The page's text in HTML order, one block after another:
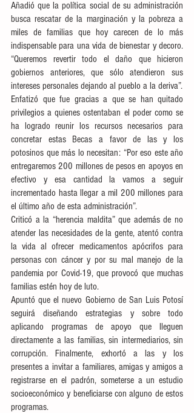
Añadió que la política social de su administración
busca rescatar de la marginación y la pobreza a
miles de familias que hoy carecen de lo más
indispensable para una vida de bienestar y decoro.
“Queremos revertir todo el daño que hicieron
gobiernos anteriores, que sólo atendieron sus
Enfatizó que fue gracias a que se han quitado
privilegios a quienes ostentaban el poder como se
ha logrado reunir los recursos necesarios para
concretar estas Becas a favor de las y los
potosinos que más lo necesitan: “Por eso este año
entregaremos 200 millones de pesos en apoyos en
efectivo y esa cantidad la vamos a seguir
incrementado hasta llegar a mil 200 millones para
el último año de esta administración”.
Criticó a la “herencia maldita” que además de no
atender las necesidades de la gente, atentó contra
la vida al ofrecer medicamentos apócrifos para
personas con cáncer y por su mal manejo de la
pandemia por Covid-19, que provocó que muchas
familias estén hoy de luto.
Apuntó que el nuevo Gobierno de San Luis Potosí
seguirá diseñando estrategias y sobre todo
aplicando programas de apoyo que lleguen
directamente a las familias, sin intermediarios, sin
corrupción. Finalmente, exhortó a las y los
presentes a invitar a familiares, amigas y amigos a
registrarse en el padrón, someterse a un estudio
socioeconómico y beneficiarse con alguno de estos
programas.